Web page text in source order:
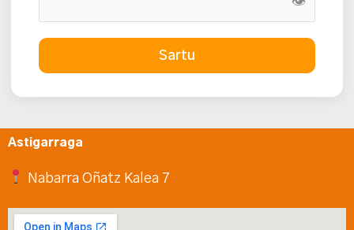
Sartu
Astigarraga
Nabarra Oñatz Kalea 7